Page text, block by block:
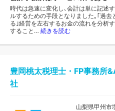
時代は急速に変化し､会計は単に記述
ルするための手段となりました｡｢過
る｣経営を左右するお金の流れを分析
すること… 続きを読む
豊岡桃太税理士・FP事務所
社
山梨県甲州市